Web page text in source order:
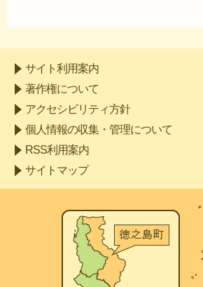
サイト利用案内
著作権について
アクセシビリティ方針
個人情報の収集・管理について
RSS利用案内
サイトマップ